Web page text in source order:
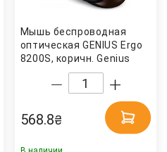
Мышь беcпроводная
оптическая GENIUS Ergo
8200S, коричн. Genius
568.8₴